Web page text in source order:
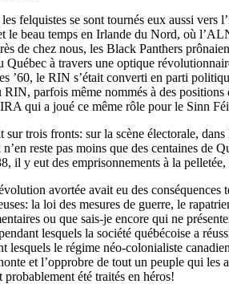
felquistes se sont tournés eux aussi
le beau temps en Irlande du Nord, où
de chez nous, les Black Panthers
à travers une optique
’60, le RIN s’était converti en parti
RIN, parfois même nommés à des
qui a joué ce même rôle pour le Sinn
sur trois fronts: sur la scène électorale,
reste pas moins que des centaines de
il y eut des emprisonnements à la
avortée avait eu des
la loi des mesures de guerre, le
ou que sais-je encore qui ne
lesquels la société québécoise a
lesquels le régime néo-colonialiste
et l’opprobre de tout un peuple qui les
été traités en héros!